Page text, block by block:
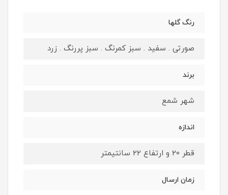
رنگ گلها
صورتی . سفید . سبز کمرنگ . سبز پررنگ . زرد
برند
شهر شمع
اندازه
قطر 20 و ارتفاع 22 سانتیمتر
زمان ارسال